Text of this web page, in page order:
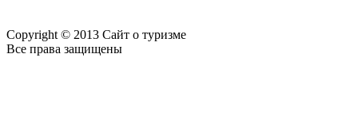
Copyright © 2013 Сайт о туризме
Все права защищены